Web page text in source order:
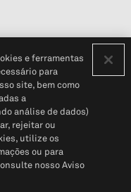
do cliente (em inglês)
2026 S&P Global
e ferramentas
para
site, bem como
a
análise de dados)
rejeitar ou
utilize os
ou para
nosso Aviso